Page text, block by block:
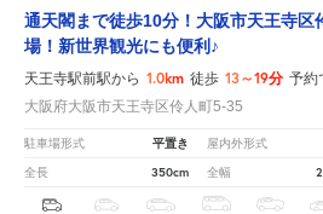
通天閣まで徒歩10分！大阪市天王寺区
場！新世界観光にも便利♪
天王寺駅前駅から 1.0km 徒歩 13～19分 予約
大阪府大阪市天王寺区伶人町5-35
駐車場形式 平置き 屋内外形式
全長 350cm 全幅